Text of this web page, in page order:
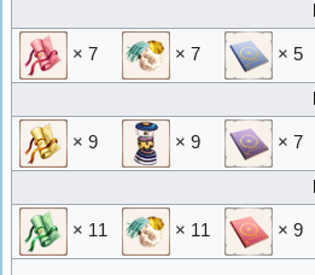
× 7 × 7 × 5
× 9 × 9 × 7
× 11 × 11 × 9